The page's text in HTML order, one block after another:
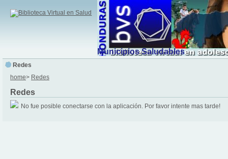
Municipios Saludables
Redes
home> Redes
Redes
No fue posible conectarse con la aplicación. Por favor intente mas tarde!